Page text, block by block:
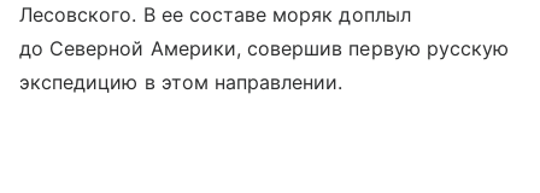
Лесовского. В ее составе моряк доплыл
до Северной Америки, совершив первую русскую
экспедицию в этом направлении.